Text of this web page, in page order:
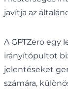
javítja az
A GPTZero egy
irányítópultot
jelentéseket
számára,